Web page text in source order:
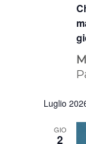
Luglio
GIO
2